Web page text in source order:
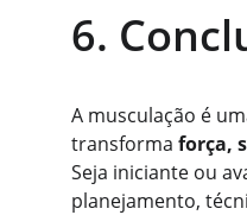
6.
A musculação é
transforma força,
Seja iniciante ou
planejamento,